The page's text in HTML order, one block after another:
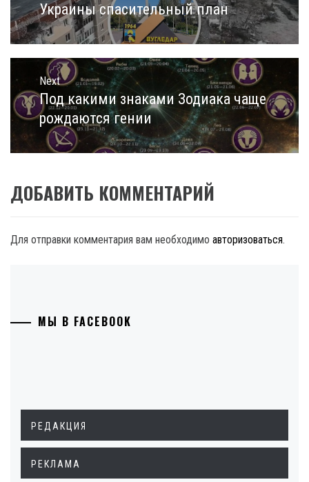
Украины спасительный план
Next
Next
post:
Под какими знаками Зодиака чаще
рождаются гении
ДОБАВИТЬ КОММЕНТАРИЙ
Для отправки комментария вам необходимо авторизоваться.
МЫ В FACEBOOK
РЕДАКЦИЯ
РЕКЛАМА